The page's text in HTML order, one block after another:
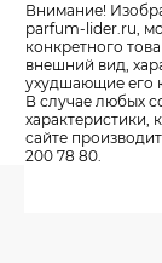
Внимание!
parfum-lider.ru,
конкретного
внешний вид,
ухудшающие его
В случае любых
сайте
200 78 80.